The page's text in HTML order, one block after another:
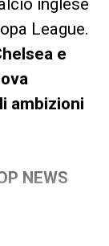
League.
e
ambizioni
NEWS